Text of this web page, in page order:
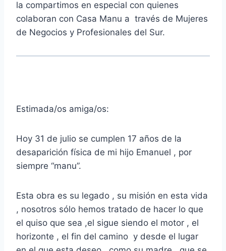
la compartimos en especial con quienes
colaboran con Casa Manu a través de Mujeres
de Negocios y Profesionales del Sur.
Estimada/os amiga/os:
Hoy 31 de julio se cumplen 17 años de la
desaparición física de mi hijo Emanuel , por
siempre “manu”.
Esta obra es su legado , su misión en esta vida
, nosotros sólo hemos tratado de hacer lo que
el quiso que sea ,el sigue siendo el motor , el
horizonte , el fin del camino y desde el lugar